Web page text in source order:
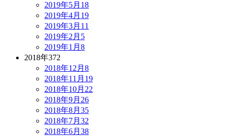
2019年5月 18
2019年4月 19
2019年3月 11
2019年2月 5
2019年1月 8
2018年372
2018年12月 8
2018年11月 19
2018年10月 22
2018年9月 26
2018年8月 35
2018年7月 32
2018年6月 38